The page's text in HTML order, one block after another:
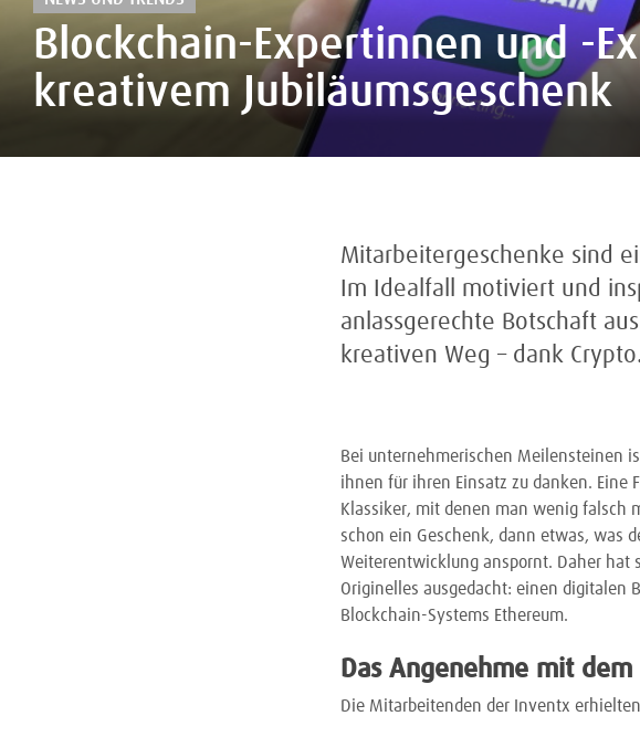
Blockchain-Expertinnen und -
kreativem Jubiläumsgeschenk
Mitarbeitergeschenke sind
Im Idealfall motiviert und
anlassgerechte Botschaft
kreativen Weg – dank Crypto.
Bei unternehmerischen Meilensteinen
ihnen für ihren Einsatz zu danken. Eine
Klassiker, mit denen man wenig falsch
schon ein Geschenk, dann etwas, was
Weiterentwicklung anspornt. Daher hat
Originelles ausgedacht: einen digitalen
Blockchain-Systems Ethereum.
Das Angenehme mit
Die Mitarbeitenden der Inventx